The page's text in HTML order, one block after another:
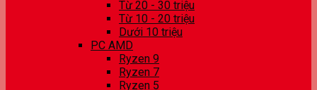
Từ 20 - 30 triệu
Từ 10 - 20 triệu
Dưới 10 triệu
PC AMD
Ryzen 9
Ryzen 7
Ryzen 5